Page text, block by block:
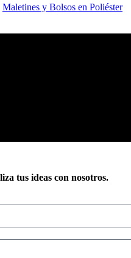
Maletines y Bolsos en Poliéster
tus ideas con nosotros.